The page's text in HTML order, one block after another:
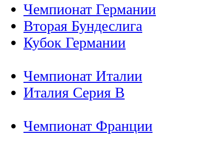
Чемпионат Германии
Вторая Бундеслига
Кубок Германии
Чемпионат Италии
Италия Серия B
Чемпионат Франции